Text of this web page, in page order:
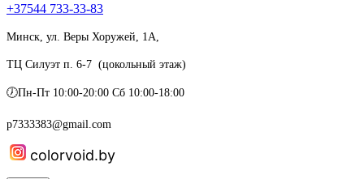
+37544 733-33-83
Минск, ул. Веры Хоружей, 1А,
ТЦ Силуэт п. 6-7 (цокольный этаж)
🕖Пн-Пт 10:00-20:00 Сб 10:00-18:00
p7333383@gmail.com
colorvoid.by